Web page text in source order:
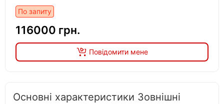
По запиту
116000 грн.
Повідомити мене
Основні характеристики Зовнішні